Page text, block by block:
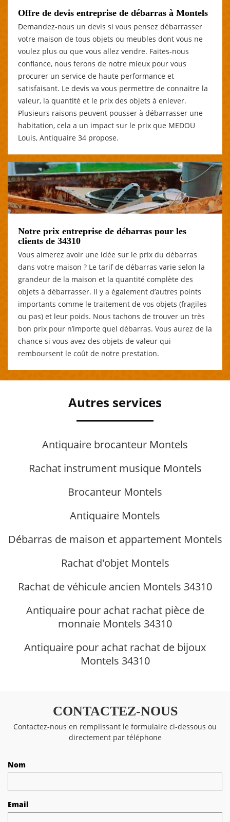
Offre de devis entreprise de débarras à Montels
Demandez-nous un devis si vous pensez débarrasser
votre maison de tous objets ou meubles dont vous ne
voulez plus ou que vous allez vendre. Faites-nous
confiance, nous ferons de notre mieux pour vous
procurer un service de haute performance et
satisfaisant. Le devis va vous permettre de connaitre la
valeur, la quantité et le prix des objets à enlever.
Plusieurs raisons peuvent pousser à débarrasser une
habitation, cela a un impact sur le prix que MEDOU
Louis, Antiquaire 34 propose.
Notre prix entreprise de débarras pour les
clients de 34310
Vous aimerez avoir une idée sur le prix du débarras
dans votre maison ? Le tarif de débarras varie selon la
grandeur de la maison et la quantité complète des
objets à débarrasser. Il y a également d’autres points
importants comme le traitement de vos objets (fragiles
ou pas) et leur poids. Nous tachons de trouver un très
bon prix pour n’importe quel débarras. Vous aurez de la
chance si vous avez des objets de valeur qui
remboursent le coût de notre prestation.
Autres services
Antiquaire brocanteur Montels
Rachat instrument musique Montels
Brocanteur Montels
Antiquaire Montels
Débarras de maison et appartement Montels
Rachat d'objet Montels
Rachat de véhicule ancien Montels 34310
Antiquaire pour achat rachat pièce de
monnaie Montels 34310
Antiquaire pour achat rachat de bijoux
Montels 34310
CONTACTEZ-NOUS
Contactez-nous en remplissant le formulaire ci-dessous ou
directement par téléphone
Nom
Email